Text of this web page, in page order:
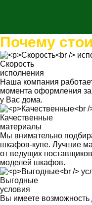
Почему
Скорость
исполнения
Наша компания
момента оформления
у Вас дома.
Качественные
материалы
Мы внимательно
шкафов-купе. Лучшие
от ведущих
моделей шкафов.
Выгодные
условия
Вы имеете возможность